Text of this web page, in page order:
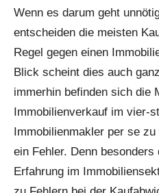
Wenn es darum geht
entscheiden die meisten
Regel gegen einen
Blick scheint dies auch
immerhin befinden sich die
Immobilienverkauf im vier-
Immobilienmakler per se
ein Fehler. Denn besonders
Erfahrung im